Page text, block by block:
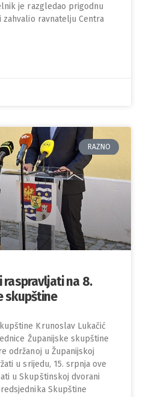
je razgledao prigodnu
ravnatelju Centra
RAZNO
raspravljati na 8.
skupštine
Krunoslav Lukačić
Županijske skupštine
održanoj u Županijskoj
u srijedu, 15. srpnja ove
u Skupštinskoj dvorani
Skupštine